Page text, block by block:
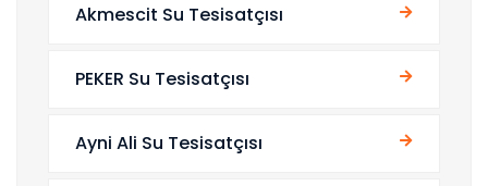
Akmescit Su Tesisatçısı
PEKER Su Tesisatçısı
Ayni Ali Su Tesisatçısı